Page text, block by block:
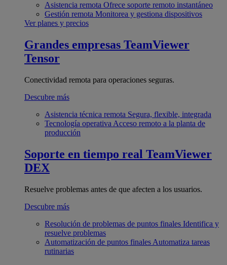
Asistencia remota Ofrece soporte remoto instantáneo
Gestión remota Monitorea y gestiona dispositivos
Ver planes y precios
Grandes empresas TeamViewer
Tensor
Conectividad remota para operaciones seguras.
Descubre más
Asistencia técnica remota Segura, flexible, integrada
Tecnología operativa Acceso remoto a la planta de
producción
Soporte en tiempo real TeamViewer
DEX
Resuelve problemas antes de que afecten a los usuarios.
Descubre más
Resolución de problemas de puntos finales Identifica y
resuelve problemas
Automatización de puntos finales Automatiza tareas
rutinarias